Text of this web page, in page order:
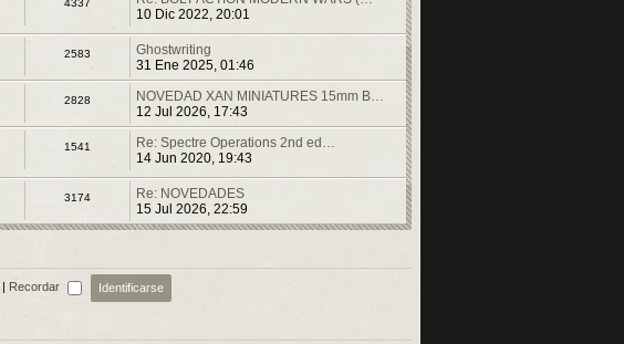
10 Dic 2022, 20:01
2583
Ghostwriting
31 Ene 2025, 01:46
2828
NOVEDAD XAN MINIATURES 15mm B…
12 Jul 2026, 17:43
1541
Re: Spectre Operations 2nd ed…
14 Jun 2020, 19:43
3174
Re: NOVEDADES
15 Jul 2026, 22:59
| Recordar